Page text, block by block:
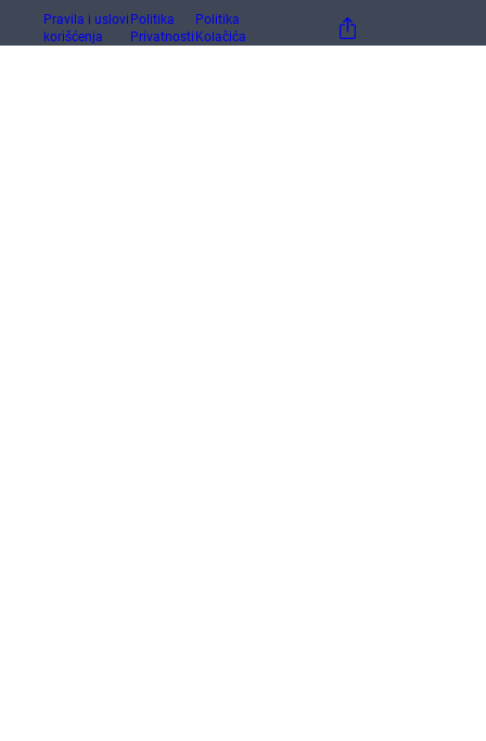
Pravila i uslovi
korišćenja
Politika
Privatnosti
Politika
Kolačića